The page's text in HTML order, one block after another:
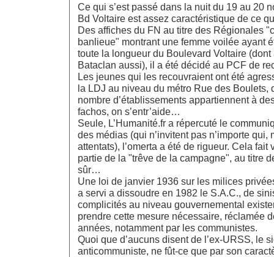
Ce qui s’est passé dans la nuit du 19 au 20
Bd Voltaire est assez caractéristique de ce
Des affiches du FN au titre des Régionales
banlieue" montrant une femme voilée ayant
toute la longueur du Boulevard Voltaire (dont
Bataclan aussi), il a été décidé au PCF de
Les jeunes qui les recouvraient ont été
la LDJ au niveau du métro Rue des Boulets,
nombre d’établissements appartiennent à
fachos, on s’entr’aide…
Seule, L’Humanité.fr a répercuté le
des médias (qui n’invitent pas n’importe qui,
attentats), l’omerta a été de rigueur. Cela fait
partie de la "trêve de la campagne", au titre
sûr…
Une loi de janvier 1936 sur les milices
a servi a dissoudre en 1982 le S.A.C., de
complicités au niveau gouvernemental
prendre cette mesure nécessaire, réclamée
années, notamment par les communistes.
Quoi que d’aucuns disent de l’ex-URSS, le
anticommuniste, ne fût-ce que par son